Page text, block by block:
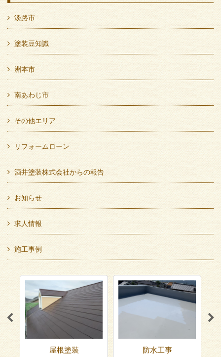
淡路市
塗装豆知識
洲本市
南あわじ市
その他エリア
リフォームローン
酒井塗装株式会社からの報告
お知らせ
求人情報
施工事例
屋根塗装 防水工事